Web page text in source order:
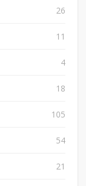
26
11
4
18
105
54
21